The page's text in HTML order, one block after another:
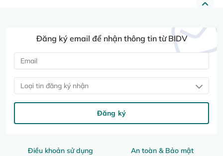
Điều khoản sử dụng
An toàn & Bảo mật
Đăng ký email để nhận thông tin từ BIDV
Loại tin đăng ký nhận
Đăng ký